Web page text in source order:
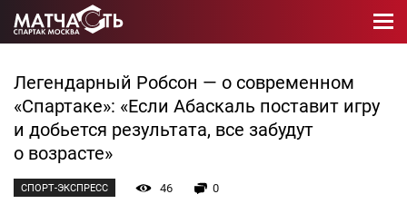
Легендарный Робсон — о современном
«Спартаке»: «Если Абаскаль поставит игру
и добьется результата, все забудут
о возрасте»
СПОРТ-ЭКСПРЕСС 46
0